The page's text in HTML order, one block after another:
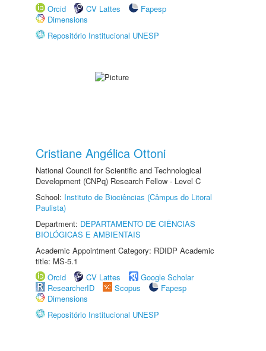
Orcid
CV Lattes
Fapesp
Dimensions
Repositório Institucional UNESP
Cristiane Angélica Ottoni
National Council for Scientific and Technological
Development (CNPq) Research Fellow - Level C
School: Instituto de Biociências (Câmpus do Litoral
Paulista)
Department: DEPARTAMENTO DE CIÊNCIAS
BIOLÓGICAS E AMBIENTAIS
Academic Appointment Category: RDIDP Academic
title: MS-5.1
Orcid
CV Lattes
Google Scholar
ResearcherID
Scopus
Fapesp
Dimensions
Repositório Institucional UNESP